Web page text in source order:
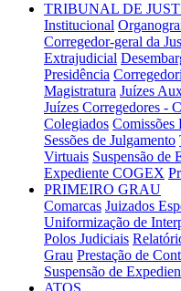
TRIBUNAL DE
Institucional
Corregedor-geral da
Extrajudicial
Presidência
Magistratura Juízes
Juízes Corregedores -
Colegiados Comissões
Sessões de Julgamento
Virtuais Suspensão de
Expediente COGEX
PRIMEIRO GRAU
Comarcas Juizados
Uniformização de
Polos Judiciais
Grau Prestação de
Suspensão de
ATOS